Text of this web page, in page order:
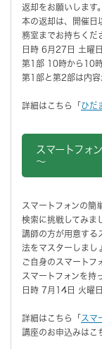
返却をお願いします。
本の返却は、開催日
務室までお持ちくだ
日時 6月27日 土曜日
第1部 10時から10
第1部と第2部は内容
詳細はこちら「 ひだ
スマートフォ
～
スマートフォンの簡
検索に挑戦してみま
講師の方が用意する
法をマスターしまし
ご自身のスマートフ
スマートフォンを持
日時 7月14日 火曜
詳細はこちら「 スマ
講座のお申込みはこ